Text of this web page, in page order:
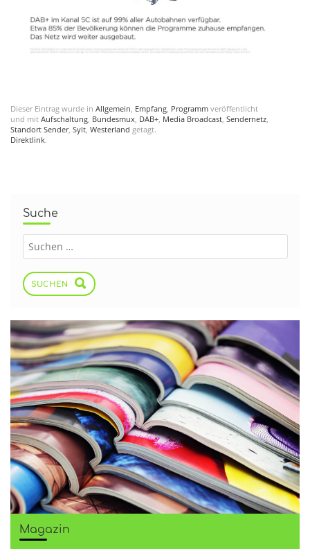
Dieser Eintrag wurde in Allgemein, Empfang, Programm veröffentlicht
und mit Aufschaltung, Bundesmux, DAB+, Media Broadcast, Sendernetz,
Standort Sender, Sylt, Westerland getagt.
Direktlink.
Suche
SUCHEN
Magazin